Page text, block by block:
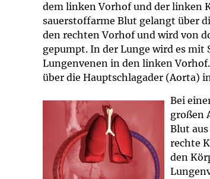
U0-
dem linken Vorhof und der linken
sauerstoffarme Blut gelangt über
den rechten Vorhof und wird von
gepumpt. In der Lunge wird es
Lungenvenen in den linken
über die Hauptschlagader (Aorta)
Bei
großen
Blut
rechte
den